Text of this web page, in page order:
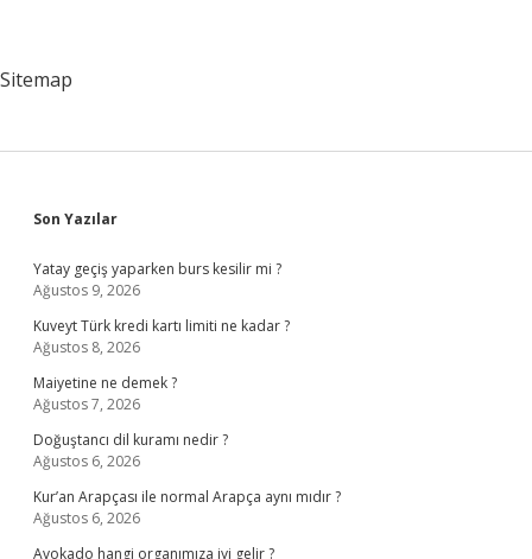
Sitemap
Sidebar
Son Yazılar
Yatay geçiş yaparken burs kesilir mi ?
Ağustos 9, 2026
Kuveyt Türk kredi kartı limiti ne kadar ?
Ağustos 8, 2026
Maiyetine ne demek ?
Ağustos 7, 2026
Doğuştancı dil kuramı nedir ?
Ağustos 6, 2026
Kur’an Arapçası ile normal Arapça aynı mıdır ?
Ağustos 6, 2026
Avokado hangi organımıza iyi gelir ?